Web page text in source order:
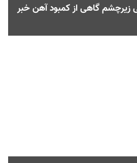
زیرچشم گاهی از کمبود آهن خبر